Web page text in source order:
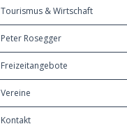
Tourismus & Wirtschaft
Peter Rosegger
Freizeitangebote
Vereine
Kontakt